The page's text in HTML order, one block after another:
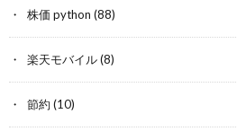
株価 python (88)
楽天モバイル(8)
節約 (10)